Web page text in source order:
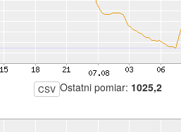
CSV Ostatni pomiar: 1025,2